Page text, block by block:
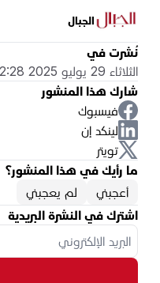
الجبال
نُشرت في
الثلاثاء 29 يوليو 2025 02:28 م
شارك هذا المنشور
فيسبوك
لينكد إن
تويتر
ما رأيك في هذا المنشور؟
أعجبني
لم يعجبني
اشترك في النشرة البريدية